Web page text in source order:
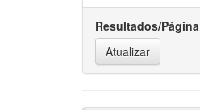
Resultados/Página